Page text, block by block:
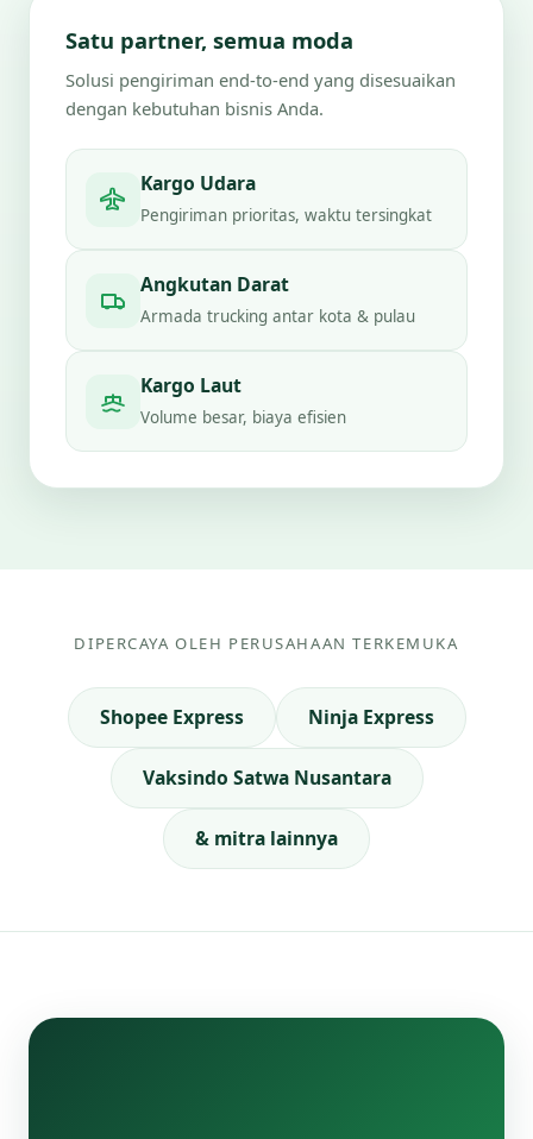
Satu partner, semua moda
Solusi pengiriman end-to-end yang disesuaikan
dengan kebutuhan bisnis Anda.
Kargo Udara
Pengiriman prioritas, waktu tersingkat
Angkutan Darat
Armada trucking antar kota & pulau
Kargo Laut
Volume besar, biaya efisien
DIPERCAYA OLEH PERUSAHAAN TERKEMUKA
Shopee Express Ninja Express
Vaksindo Satwa Nusantara
& mitra lainnya